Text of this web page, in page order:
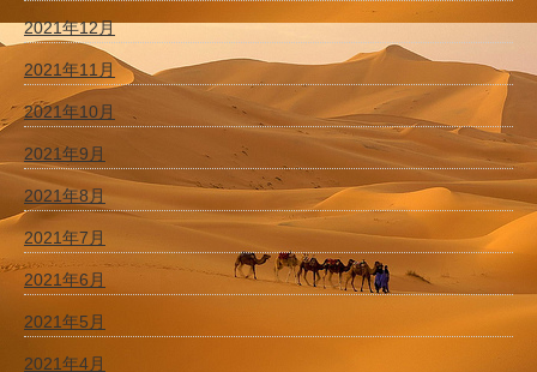
2021年12月
2021年11月
2021年10月
2021年9月
2021年8月
2021年7月
2021年6月
2021年5月
2021年4月